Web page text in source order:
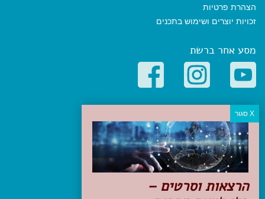
הצהרת פרטיות
זכויות יוצרים ושימוש בתכנים
מסע אחר ברשת
קטגוריות פופולריות
יעדים
טיולים בישראל
מלונות בוטיק בישראל
טיפים והמלצות
הכנות לנסיעה
הרצאות וסרטים –